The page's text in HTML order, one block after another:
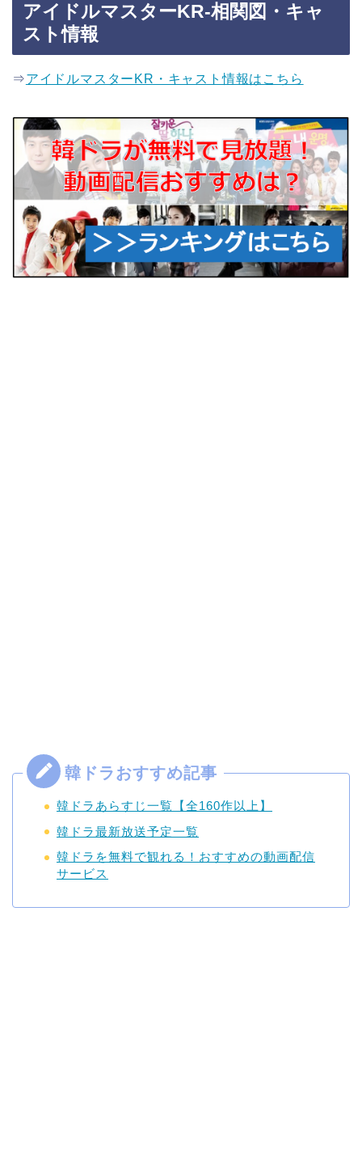
アイドルマスターKR-相関図・キャ
スト情報
⇒アイドルマスターKR・キャスト情報はこちら
韓ドラあらすじ一覧【全160作以上】
韓ドラ最新放送予定一覧
韓ドラを無料で観れる！おすすめの動画配信
サービス